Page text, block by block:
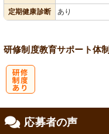
定期健康診断
あり
研修制度教育サポート体制
応募者の声